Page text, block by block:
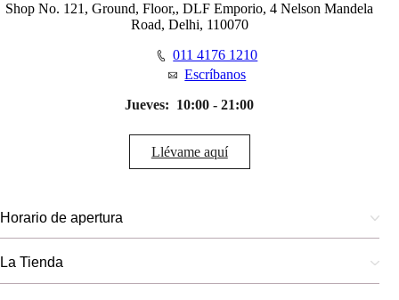
Shop No. 121, Ground, Floor,, DLF Emporio, 4 Nelson Mandela
Road, Delhi, 110070
011 4176 1210
Escríbanos
Jueves: 10:00 - 21:00
Llévame aquí
Horario de apertura
La Tienda